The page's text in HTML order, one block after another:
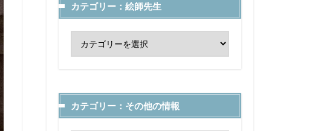
カテゴリー：絵師先生
カテゴリー：その他の情報